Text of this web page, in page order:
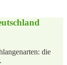
die